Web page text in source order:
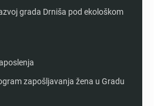
grada Drniša pod ekološkom
zapošljavanja žena u Gradu